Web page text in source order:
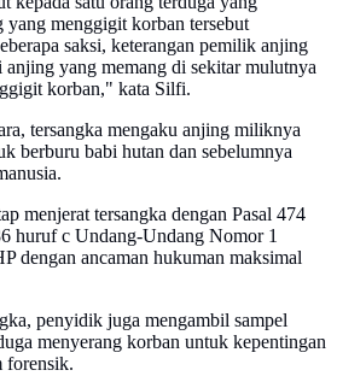
menggigit korban tersebut
saksi, keterangan pemilik anjing
anjing yang memang di sekitar mulutnya
korban," kata Silfi.
tersangka mengaku anjing miliknya
berburu babi hutan dan sebelumnya
menjerat tersangka dengan Pasal 474
huruf c Undang-Undang Nomor 1
dengan ancaman hukuman maksimal
penyidik juga mengambil sampel
menyerang korban untuk kepentingan
forensik.